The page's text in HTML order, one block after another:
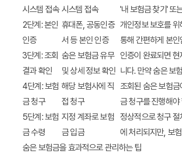
시스템 접속 시스템 접속
'내 보험금 찾기' 또
2단계: 본인
인증
휴대폰, 공동인증
서 등 본인 인증
개인정보 보호를
통해 간편하게 본
3단계: 조회
결과 확인
숨은 보험금 유무
및 상세 정보 확인
인증이 완료되면
니다. 만약 숨은 보
4단계: 보험
금 청구
해당 보험사에 직
접 청구
조회된 숨은 보험
금 청구를 진행해
5단계: 보험
금 수령
지정 계좌로 보험
금 입금
정상적으로 청구
에 처리되지만, 보
숨은 보험금을 효과적으로 관리하는 팁